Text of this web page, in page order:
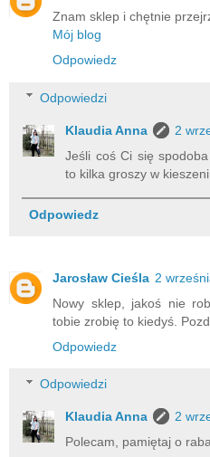
Znam sklep i chętnie
Mój blog
Odpowiedz
Odpowiedzi
Klaudia Anna
2
Jeśli coś Ci się
to kilka groszy w
Odpowiedz
Jarosław Cieśla 2
Nowy sklep, jakoś nie
tobie zrobię to kiedyś.
Odpowiedz
Odpowiedzi
Klaudia Anna
2
Polecam, pamiętaj o